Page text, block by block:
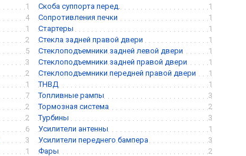
1
4
1
2
5
3
2
1
7
2
2
6
3
1
Скоба суппорта перед.
1
Сопротивления печки
1
Стартеры
1
Стекла задней правой двери
1
Стеклоподъемники задней левой двери
1
Стеклоподъемники задней правой двери
1
Стеклоподъемники передней правой двери
1
ТНВД
1
Топливные рампы
3
Тормозная система
2
Турбины
3
Усилители антенны
1
Усилители переднего бампера
3
Фары
2